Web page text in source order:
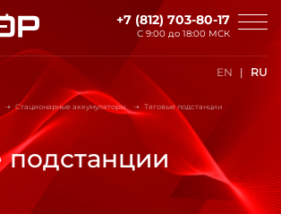
содержанию
+7 (812) 703-80-17
С 9:00 до18:00 МСК
EN RU
Стационарные аккумуляторы Тяговые подстанции
подстанции